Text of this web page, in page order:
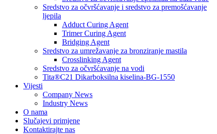
Sredstvo za očvršćavanje i sredstvo za premošćavanje
ljepila
Adduct Curing Agent
Trimer Curing Agent
Bridging Agent
Sredstvo za umrežavanje za bronziranje mastila
Crosslinking Agent
Sredstvo za očvršćavanje na vodi
Tita®C21 Dikarboksilna kiselina-BG-1550
Vijesti
Company News
Industry News
O nama
Slučajevi primjene
Kontaktirajte nas